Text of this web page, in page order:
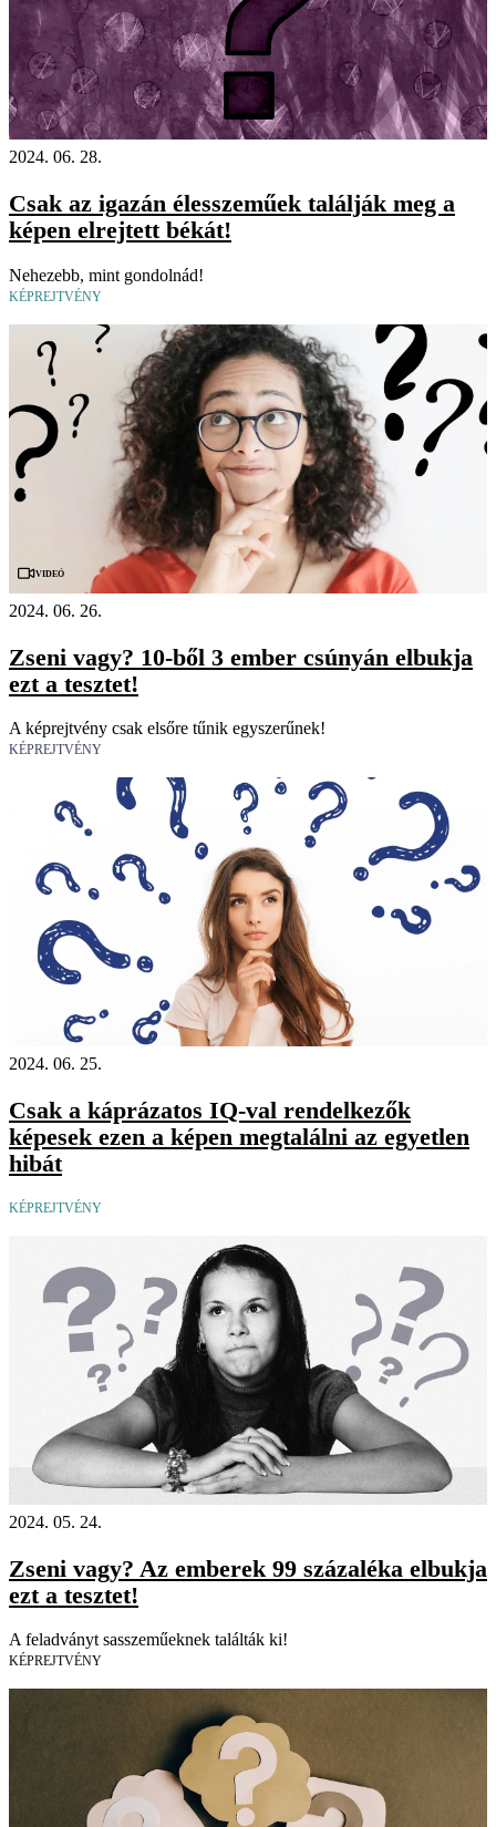
2024. 06. 28.
Csak az igazán élesszeműek találják meg a
képen elrejtett békát!
Nehezebb, mint gondolnád!
KÉPREJTVÉNY
Videó
2024. 06. 26.
Zseni vagy? 10-ből 3 ember csúnyán elbukja
ezt a tesztet!
A képrejtvény csak elsőre tűnik egyszerűnek!
KÉPREJTVÉNY
2024. 06. 25.
Csak a káprázatos IQ-val rendelkezők
képesek ezen a képen megtalálni az egyetlen
hibát
KÉPREJTVÉNY
2024. 05. 24.
Zseni vagy? Az emberek 99 százaléka elbukja
ezt a tesztet!
A feladványt sasszeműeknek találták ki!
KÉPREJTVÉNY